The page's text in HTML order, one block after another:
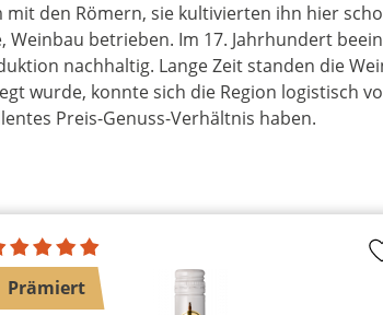
mit den Römern, sie kultivierten ihn hier
betrieben. Im 17. Jahrhundert
nachhaltig. Lange Zeit standen die
wurde, konnte sich die Region logistisch
Preis-Genuss-Verhältnis haben.
Prämiert